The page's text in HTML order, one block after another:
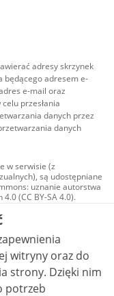
adresy skrzynek
będącego adresem e-
e-mail oraz
przesłania
danych przez
danych
w serwisie (z
są udostępniane
uznanie autorstwa
(CC BY-SA 4.0).
zdjęcia, materiały
na licencji typu
użycie
4.0 (CC BY-
inaczej.
witryny oraz do
Dzięki nim
potrzeb